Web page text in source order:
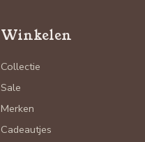
Winkelen
Collectie
Sale
Merken
Cadeautjes